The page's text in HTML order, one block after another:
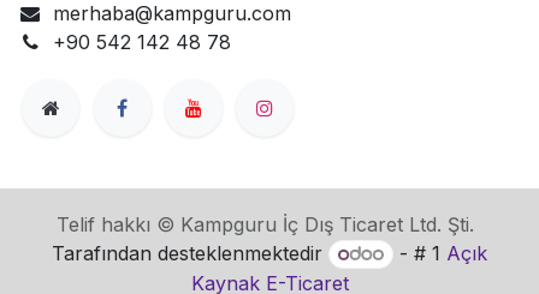
merhaba@kampguru.com
+90 542 142 48 78
Telif hakkı © Kampguru İç Dış Ticaret Ltd. Şti.
Tarafından desteklenmektedir
- # 1 Açık
Kaynak E-Ticaret